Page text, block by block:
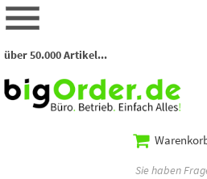
über 50.000 Artikel...
Sie haben